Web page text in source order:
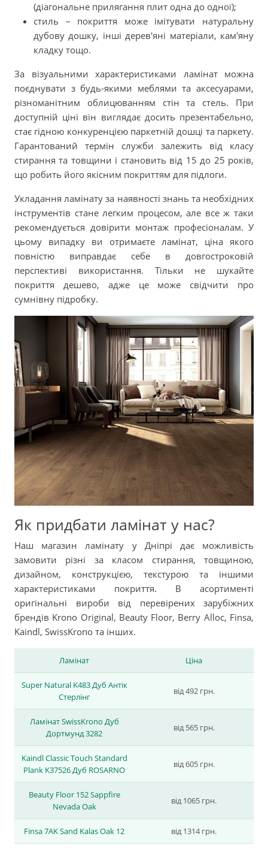
(діагональне прилягання плит одна до одної);
стиль – покриття може імітувати натуральну
дубову дошку, інші дерев'яні матеріали, кам'яну
кладку тощо.
За візуальними характеристиками ламінат можна
поєднувати з будь-якими меблями та аксесуарами,
різноманітним облицюванням стін та стель. При
доступній ціні він виглядає досить презентабельно,
стає гідною конкуренцією паркетній дошці та паркету.
Гарантований термін служби залежить від класу
стирання та товщини і становить від 15 до 25 років,
що робить його якісним покриттям для підлоги.
Укладання ламінату за наявності знань та необхідних
інструментів стане легким процесом, але все ж таки
рекомендується довірити монтаж професіоналам. У
цьому випадку ви отримаєте ламінат, ціна якого
повністю виправдає себе в довгостроковій
перспективі використання. Тільки не шукайте
покриття дешево, адже це може свідчити про
сумнівну підробку.
Як придбати ламінат у нас?
Наш магазин ламінату у Дніпрі дає можливість
замовити різні за класом стирання, товщиною,
дизайном, конструкцією, текстурою та іншими
характеристиками покриття. В асортименті
оригінальні вироби від перевірених зарубіжних
брендів Krono Original, Beauty Floor, Berry Alloc, Finsa,
Kaindl, SwissKrono та інших.
Ламінат Ціна
Super Natural K483 Дуб Антік
Стерлінг
від 492 грн.
Ламінат SwissKrono Дуб
Дортмунд 3282
від 565 грн.
Kaindl Classic Touch Standard
Plank K37526 Дуб ROSARNO
від 605 грн.
Beauty Floor 152 Sappfire
Nevada Oak
від 1065 грн.
Finsa 7AK Sand Kalas Oak 12 від 1314 грн.